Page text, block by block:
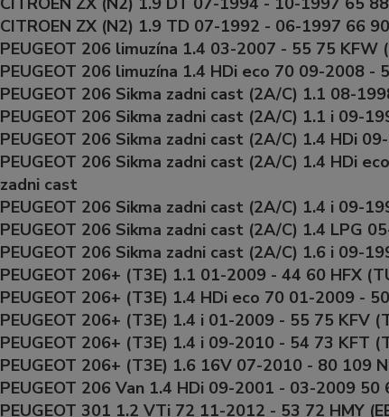
CITROEN ZX (N2) 1.9 TD 07-1992 - 06-1997 66
PEUGEOT 206 limuzína 1.4 03-2007 - 55 75 KFW
PEUGEOT 206 limuzína 1.4 HDi eco 70 09-2008 -
PEUGEOT 206 Sikma zadni cast (2A/C) 1.1 08-
PEUGEOT 206 Sikma zadni cast (2A/C) 1.1 i 09-
PEUGEOT 206 Sikma zadni cast (2A/C) 1.4 HDi
PEUGEOT 206 Sikma zadni cast (2A/C) 1.4 HDi
zadni cast
PEUGEOT 206 Sikma zadni cast (2A/C) 1.4 i 09-
PEUGEOT 206 Sikma zadni cast (2A/C) 1.4 LPG
PEUGEOT 206 Sikma zadni cast (2A/C) 1.6 i 09-
PEUGEOT 206+ (T3E) 1.1 01-2009 - 44 60 HFX
PEUGEOT 206+ (T3E) 1.4 HDi eco 70 01-2009 -
PEUGEOT 206+ (T3E) 1.4 i 01-2009 - 55 75 KFV
PEUGEOT 206+ (T3E) 1.4 i 09-2010 - 54 73 KFT
PEUGEOT 206+ (T3E) 1.6 16V 07-2010 - 80 109
PEUGEOT 206 Van 1.4 HDi 09-2001 - 03-2009
PEUGEOT 301 1.2 VTi 72 11-2012 - 53 72 HMY